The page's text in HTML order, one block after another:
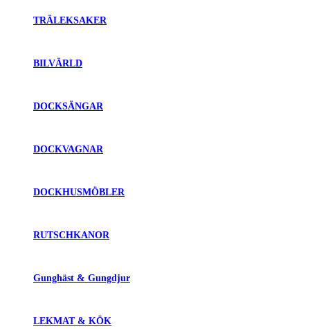
TRÄLEKSAKER
BILVÄRLD
DOCKSÄNGAR
DOCKVAGNAR
DOCKHUSMÖBLER
RUTSCHKANOR
Gunghäst & Gungdjur
LEKMAT & KÖK